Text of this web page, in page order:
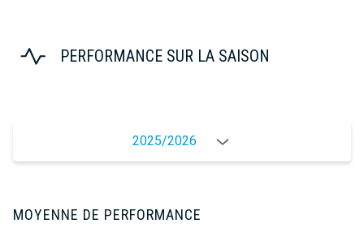
PERFORMANCE SUR LA SAISON
2025/2026
MOYENNE DE PERFORMANCE